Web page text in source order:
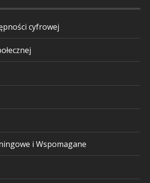
cyfrowej
i Wspomagane